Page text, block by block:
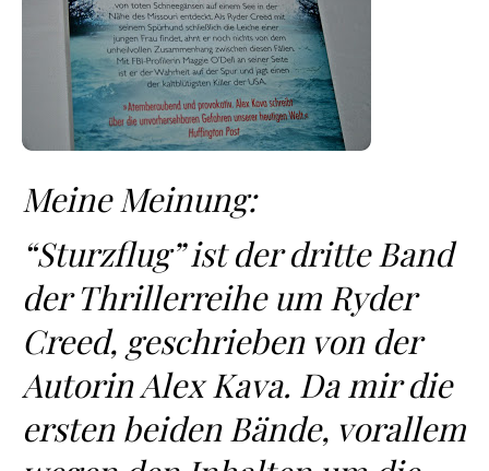
Meine Meinung:
“Sturzflug” ist der dritte Band
der Thrillerreihe um Ryder
Creed, geschrieben von der
Autorin Alex Kava. Da mir die
ersten beiden Bände, vorallem